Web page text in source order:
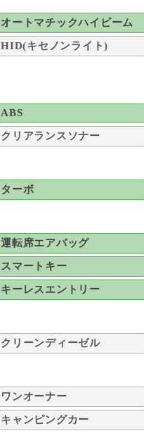
オートマチックハイビーム
HID(キセノンライト)
ABS
クリアランスソナー
ターボ
運転席エアバッグ
スマートキー
キーレスエントリー
クリーンディーゼル
ワンオーナー
キャンピングカー